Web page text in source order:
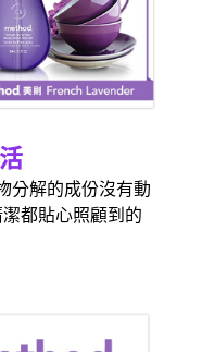
分解的成份沒有動
都貼心照顧到的